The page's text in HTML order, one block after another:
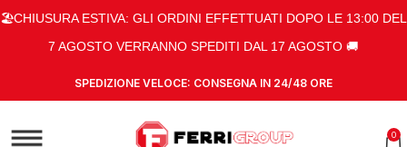
🏖️CHIUSURA ESTIVA: GLI ORDINI EFFETTUATI DOPO LE 13:00 DEL
7 AGOSTO VERRANNO SPEDITI DAL 17 AGOSTO 🚚
SPEDIZIONE VELOCE: CONSEGNA IN 24/48 ORE
0